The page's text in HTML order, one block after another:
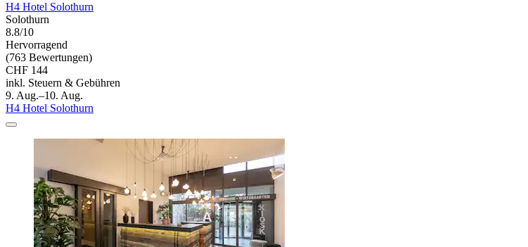
H4 Hotel Solothurn
Solothurn
8.8/10
Hervorragend
(763 Bewertungen)
CHF 144
inkl. Steuern & Gebühren
9. Aug.–10. Aug.
H4 Hotel Solothurn